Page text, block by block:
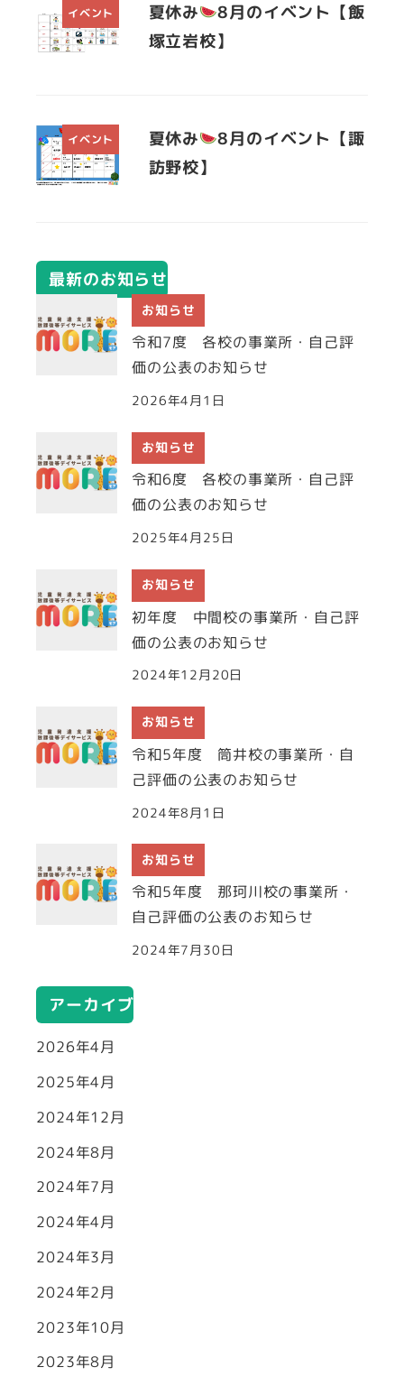
イベント 夏休み
8月のイベント【飯
塚立岩校】
イベント 夏休み
8月のイベント【諏
訪野校】
最新のお知らせ
お知らせ
令和7度 各校の事業所・自己評
価の公表のお知らせ
2026年4月1日
お知らせ
令和6度 各校の事業所・自己評
価の公表のお知らせ
2025年4月25日
お知らせ
初年度 中間校の事業所・自己評
価の公表のお知らせ
2024年12月20日
お知らせ
令和5年度 筒井校の事業所・自
己評価の公表のお知らせ
2024年8月1日
お知らせ
令和5年度 那珂川校の事業所・
自己評価の公表のお知らせ
2024年7月30日
アーカイブ
2026年4月
2025年4月
2024年12月
2024年8月
2024年7月
2024年4月
2024年3月
2024年2月
2023年10月
2023年8月